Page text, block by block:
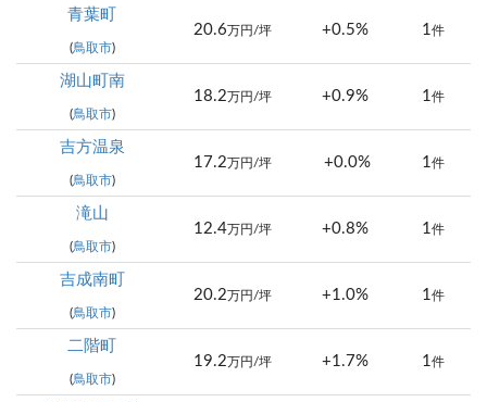
青葉町
(鳥取市)
20.6 万円/坪 +0.5% 1件
湖山町南
(鳥取市)
18.2 万円/坪 +0.9% 1件
吉方温泉
(鳥取市)
17.2 万円/坪 +0.0% 1件
滝山
(鳥取市)
12.4 万円/坪 +0.8% 1件
吉成南町
(鳥取市)
20.2 万円/坪 +1.0% 1件
二階町
(鳥取市)
19.2 万円/坪 +1.7% 1件